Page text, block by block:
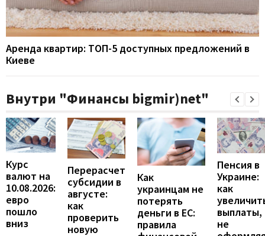
Аренда квартир: ТОП-5 доступных предложений в
Киеве
Внутри "Финансы bigmir)net"
Курс
валют на
10.08.2026:
евро
пошло
вниз
Перерасчет
субсидии в
августе:
как
проверить
новую
Как
украинцам не
потерять
деньги в ЕС:
правила
Пенсия в
Украине:
как
выплаты,
не